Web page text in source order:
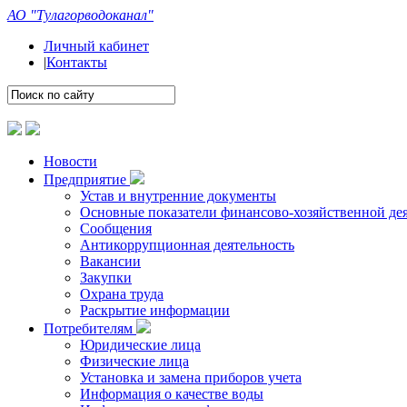
АО "Тулагорводоканал"
Личный кабинет
|Контакты
Новости
Предприятие
Устав и внутренние документы
Основные показатели финансово-хозяйственной
Сообщения
Антикоррупционная деятельность
Вакансии
Закупки
Охрана труда
Раскрытие информации
Потребителям
Юридические лица
Физические лица
Установка и замена приборов учета
Информация о качестве воды